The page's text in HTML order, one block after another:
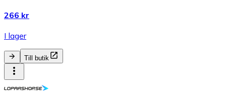
266 kr
I lager
Till butik